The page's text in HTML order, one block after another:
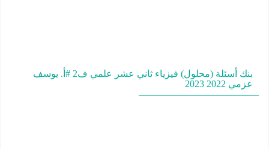
بنك أسئلة (محلول) فيزياء ثاني عشر علمي ف2 #أ. يوسف
عزمي 2022 2023